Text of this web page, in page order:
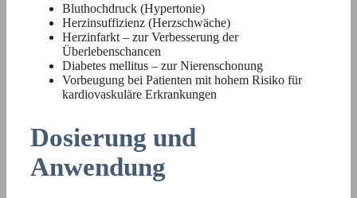
Bluthochdruck (Hypertonie)
Herzinsuffizienz (Herzschwäche)
Herzinfarkt – zur Verbesserung der
Überlebenschancen
Diabetes mellitus – zur Nierenschonung
Vorbeugung bei Patienten mit hohem Risiko für
kardiovaskuläre Erkrankungen
Dosierung und
Anwendung